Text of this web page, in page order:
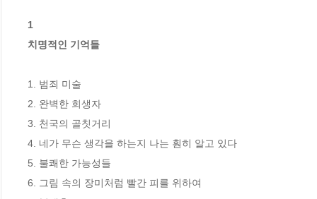
1
치명적인 기억들
1. 범죄 미술
2. 완벽한 희생자
3. 천국의 골칫거리
4. 네가 무슨 생각을 하는지 나는 훤히 알고 있다
5. 불쾌한 가능성들
6. 그림 속의 장미처럼 빨간 피를 위하여